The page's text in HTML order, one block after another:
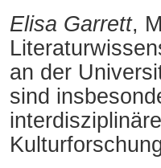
Elisa Garrett,
an der
sind